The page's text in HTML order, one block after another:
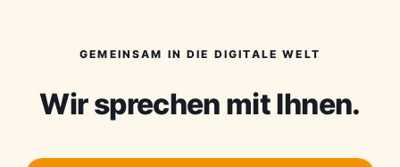
GEMEINSAM IN DIE DIGITALE WELT
Wir sprechen mit Ihnen.